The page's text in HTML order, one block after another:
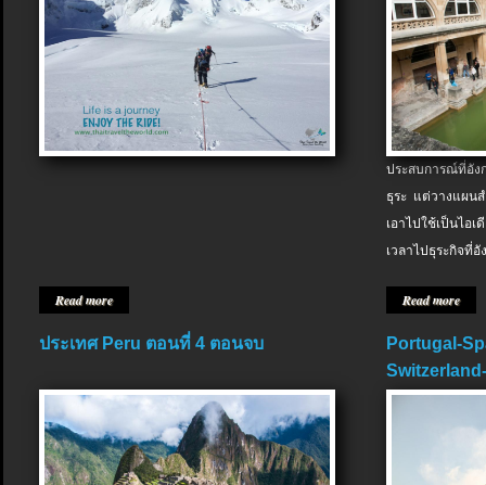
Read more
ประสบการณ์ที่อัง
ธุระ แต่วางแผน
เอาไปใช้เป็นไอ
เวลาไปธุระกิจที่อั
Read more
ประเทศ Peru ตอนที่ 4 ตอนจบ
Portugal-